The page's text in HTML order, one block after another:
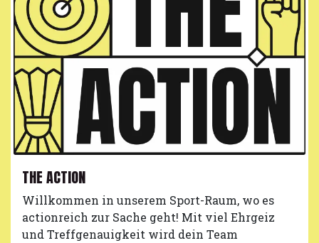
THE ACTION
Willkommen in unserem Sport-Raum, wo es
actionreich zur Sache geht! Mit viel Ehrgeiz
und Treffgenauigkeit wird dein Team